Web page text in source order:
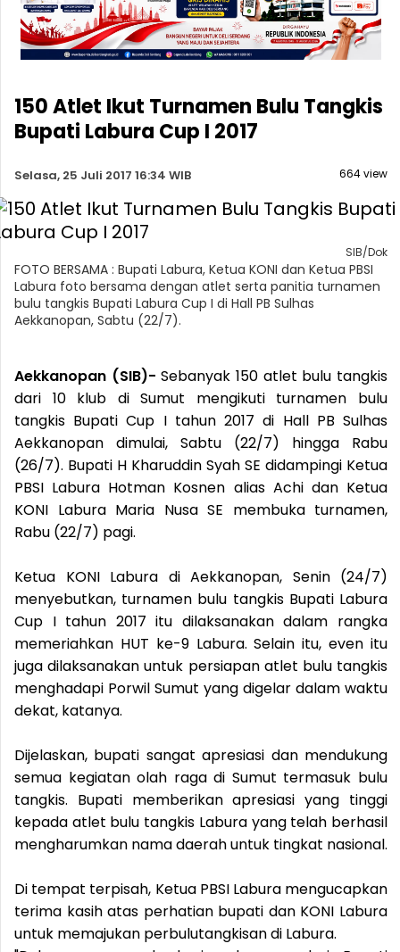
150 Atlet Ikut Turnamen Bulu Tangkis
Bupati Labura Cup I 2017
Selasa, 25 Juli 2017 16:34 WIB 664 view
SIB/Dok
FOTO BERSAMA : Bupati Labura, Ketua KONI dan Ketua PBSI
Labura foto bersama dengan atlet serta panitia turnamen
bulu tangkis Bupati Labura Cup I di Hall PB Sulhas
Aekkanopan, Sabtu (22/7).
Aekkanopan (SIB)-Sebanyak 150 atlet bulu tangkis
dari 10 klub di Sumut mengikuti turnamen bulu
tangkis Bupati Cup I tahun 2017 di Hall PB Sulhas
Aekkanopan dimulai, Sabtu (22/7) hingga Rabu
(26/7). Bupati H Kharuddin Syah SE didampingi Ketua
PBSI Labura Hotman Kosnen alias Achi dan Ketua
KONI Labura Maria Nusa SE membuka turnamen,
Rabu (22/7) pagi.
Ketua KONI Labura di Aekkanopan, Senin (24/7)
menyebutkan, turnamen bulu tangkis Bupati Labura
Cup I tahun 2017 itu dilaksanakan dalam rangka
memeriahkan HUT ke-9 Labura. Selain itu, even itu
juga dilaksanakan untuk persiapan atlet bulu tangkis
menghadapi Porwil Sumut yang digelar dalam waktu
dekat, katanya.
Dijelaskan, bupati sangat apresiasi dan mendukung
semua kegiatan olah raga di Sumut termasuk bulu
tangkis. Bupati memberikan apresiasi yang tinggi
kepada atlet bulu tangkis Labura yang telah berhasil
mengharumkan nama daerah untuk tingkat nasional.
Di tempat terpisah, Ketua PBSI Labura mengucapkan
terima kasih atas perhatian bupati dan KONI Labura
untuk memajukan perbulutangkisan di Labura.